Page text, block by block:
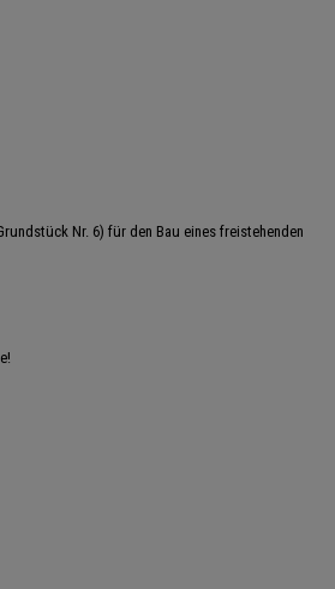
Nr. 6) für den Bau eines freistehenden